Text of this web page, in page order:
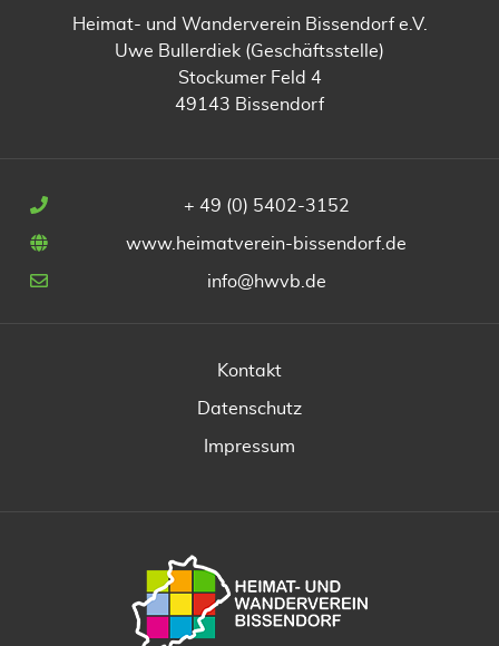
Heimat- und Wanderverein Bissendorf e.V.
Uwe Bullerdiek (Geschäftsstelle)
Stockumer Feld 4
49143 Bissendorf
+ 49 (0) 5402-3152
www.heimatverein-bissendorf.de
info@hwvb.de
Kontakt
Datenschutz
Impressum